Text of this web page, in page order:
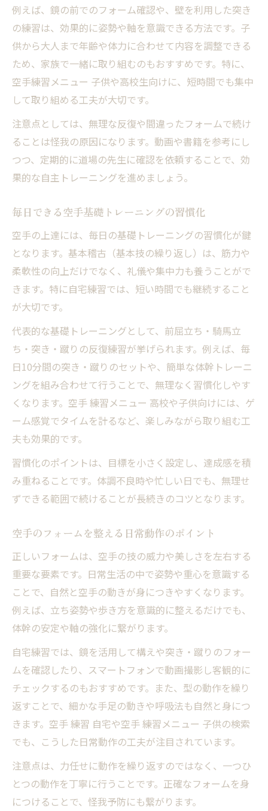
例えば、鏡の前でのフォーム確認や、壁を利用した突き
の練習は、効果的に姿勢や軸を意識できる方法です。子
供から大人まで年齢や体力に合わせて内容を調整できる
ため、家族で一緒に取り組むのもおすすめです。特に、
空手練習メニュー 子供や高校生向けに、短時間でも集中
して取り組める工夫が大切です。
注意点としては、無理な反復や間違ったフォームで続け
ることは怪我の原因になります。動画や書籍を参考にし
つつ、定期的に道場の先生に確認を依頼することで、効
果的な自主トレーニングを進めましょう。
毎日できる空手基礎トレーニングの習慣化
空手の上達には、毎日の基礎トレーニングの習慣化が鍵
となります。基本稽古（基本技の繰り返し）は、筋力や
柔軟性の向上だけでなく、礼儀や集中力も養うことがで
きます。特に自宅練習では、短い時間でも継続すること
が大切です。
代表的な基礎トレーニングとして、前屈立ち・騎馬立
ち・突き・蹴りの反復練習が挙げられます。例えば、毎
日10分間の突き・蹴りのセットや、簡単な体幹トレーニ
ングを組み合わせて行うことで、無理なく習慣化しやす
くなります。空手 練習メニュー 高校や子供向けには、ゲ
ーム感覚でタイムを計るなど、楽しみながら取り組む工
夫も効果的です。
習慣化のポイントは、目標を小さく設定し、達成感を積
み重ねることです。体調不良時や忙しい日でも、無理せ
ずできる範囲で続けることが長続きのコツとなります。
空手のフォームを整える日常動作のポイント
正しいフォームは、空手の技の威力や美しさを左右する
重要な要素です。日常生活の中で姿勢や重心を意識する
ことで、自然と空手の動きが身につきやすくなります。
例えば、立ち姿勢や歩き方を意識的に整えるだけでも、
体幹の安定や軸の強化に繋がります。
自宅練習では、鏡を活用して構えや突き・蹴りのフォー
ムを確認したり、スマートフォンで動画撮影し客観的に
チェックするのもおすすめです。また、型の動作を繰り
返すことで、細かな手足の動きや呼吸法も自然と身につ
きます。空手 練習 自宅や空手 練習メニュー 子供の検索
でも、こうした日常動作の工夫が注目されています。
注意点は、力任せに動作を繰り返すのではなく、一つひ
とつの動作を丁寧に行うことです。正確なフォームを身
につけることで、怪我予防にも繋がります。